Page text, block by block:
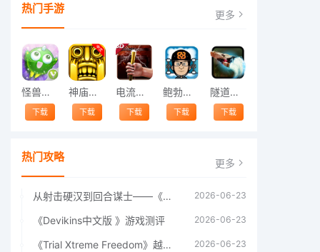
热门手游 更多
怪兽跳跃
下载
神庙逃亡中文版
下载
电流急急棒
下载
鲍勃的梦境
下载
隧道逃脱
下载
热门攻略 更多
从射击硬汉到回合谋士——《战争机器：战略版》如何演绎另一位猛男的传奇 2026-06-23
《Devikins中文版 》游戏测评 2026-06-23
《Trial Xtreme Freedom》越野摩托车测评总结 2026-06-23